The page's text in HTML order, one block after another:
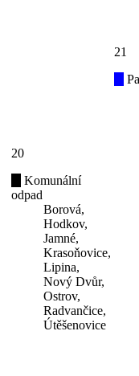
20
Komunální
odpad
Borová,
Hodkov,
Jamné,
Krasoňovice,
Lipina,
Nový Dvůr,
Ostrov,
Radvančice,
Útěšenovice
21